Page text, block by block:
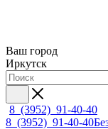
Ваш город
Иркутск
8 (3952) 91-40-40
8 (3952) 91-40-40